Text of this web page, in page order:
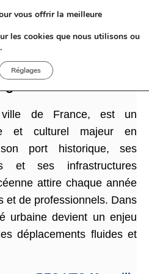
: une solution de
ville de France, est un
et culturel majeur en
port historique, ses
et ses infrastructures
attire chaque année
et de professionnels. Dans
urbaine devient un enjeu
déplacements fluides et
vous offrir la meilleure
les cookies que nous utilisons ou
.
Réglages